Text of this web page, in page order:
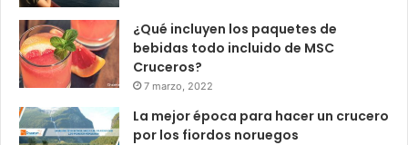
¿Qué incluyen los paquetes de
bebidas todo incluido de MSC
Cruceros?
7 marzo, 2022
La mejor época para hacer un crucero
por los fiordos noruegos